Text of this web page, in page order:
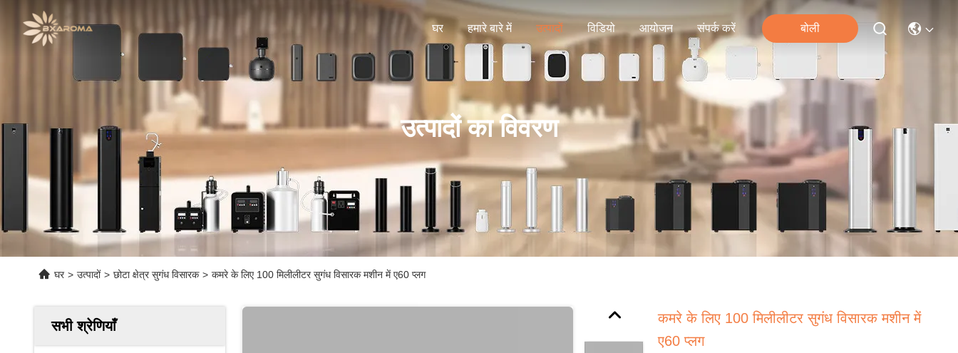
घर हमारे बारे में उत्पादों विडियो आयोजन संपर्क करें बोली
उत्पादों का विवरण
घर > उत्पादों > छोटा क्षेत्र सुगंध विसारक > कमरे के लिए 100 मिलीलीटर सुगंध विसारक मशीन में ए60 प्लग
सभी श्रेणियाँ
कमरे के लिए 100 मिलीलीटर सुगंध विसारक मशीन में
ए60 प्लग